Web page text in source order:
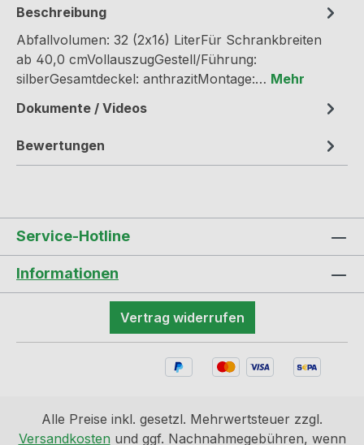
Beschreibung
Abfallvolumen: 32 (2x16) LiterFür Schrankbreiten
ab 40,0 cmVollauszugGestell/Führung:
silberGesamtdeckel: anthrazitMontage:… Mehr
Dokumente / Videos
Bewertungen
Service-Hotline
Informationen
Vertrag widerrufen
Alle Preise inkl. gesetzl. Mehrwertsteuer zzgl.
Versandkosten und ggf. Nachnahmegebühren, wenn